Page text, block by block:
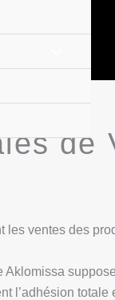
de
ventes des
Aklomissa
l’adhésion